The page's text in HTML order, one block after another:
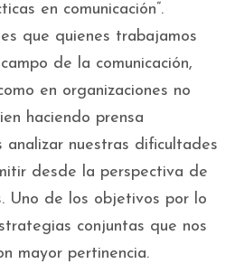
en comunicación”.
que quienes trabajamos
de la comunicación,
en organizaciones no
haciendo prensa
analizar nuestras dificultades
desde la perspectiva de
Uno de los objetivos por lo
conjuntas que nos
mayor pertinencia.